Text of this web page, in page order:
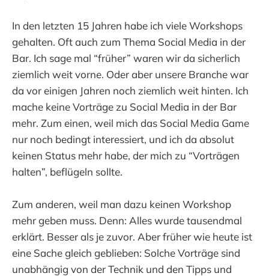
In den letzten 15 Jahren habe ich viele Workshops
gehalten. Oft auch zum Thema Social Media in der
Bar. Ich sage mal “früher” waren wir da sicherlich
ziemlich weit vorne. Oder aber unsere Branche war
da vor einigen Jahren noch ziemlich weit hinten. Ich
mache keine Vorträge zu Social Media in der Bar
mehr. Zum einen, weil mich das Social Media Game
nur noch bedingt interessiert, und ich da absolut
keinen Status mehr habe, der mich zu “Vorträgen
halten”, beflügeln sollte.
Zum anderen, weil man dazu keinen Workshop
mehr geben muss. Denn: Alles wurde tausendmal
erklärt. Besser als je zuvor. Aber früher wie heute ist
eine Sache gleich geblieben: Solche Vorträge sind
unabhängig von der Technik und den Tipps und